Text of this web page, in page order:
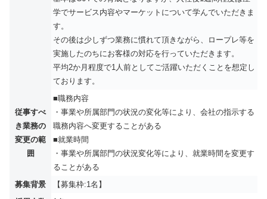
学でサービス内容やマーケットについて学んでいただきま
す。
その後は少しずつ業務に慣れて頂きながら、ロープレ等を
実施したのちにお客様の対応を行っていただきます。
平均2か月程度で1人前としてご活躍いただくことを想定し
ております。
従事すべ
き業務の
変更の範
囲
■職務内容
・事業や所属部門の状況の変化等により、会社の指示する
職務内容へ変更することがある
■就業時間
・事業や所属部門の状況変化等により、就業時間を変更す
ることがある
募集背景
【募集枠:1名】